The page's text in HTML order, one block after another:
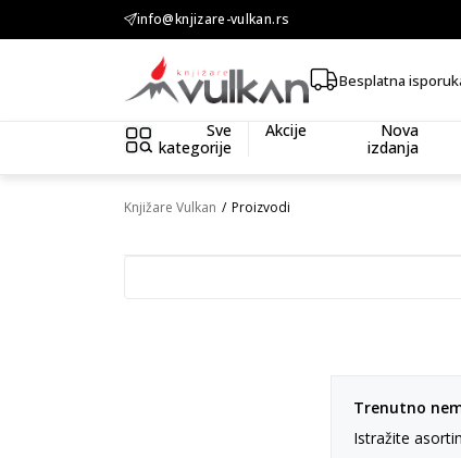
info@knjizare-vulkan.rs
Besplatna
Sve
kategorije
Akcije
Nova
izdanja
Knjižare Vulkan Proizvodi
Trenutno
Istražite